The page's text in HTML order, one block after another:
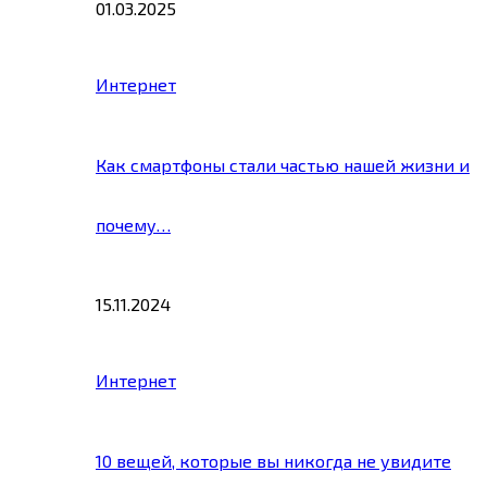
01.03.2025
Интернет
Как смартфоны стали частью нашей жизни и
почему…
15.11.2024
Интернет
10 вещей, которые вы никогда не увидите